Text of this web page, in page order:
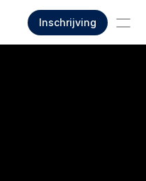
Inschrijving